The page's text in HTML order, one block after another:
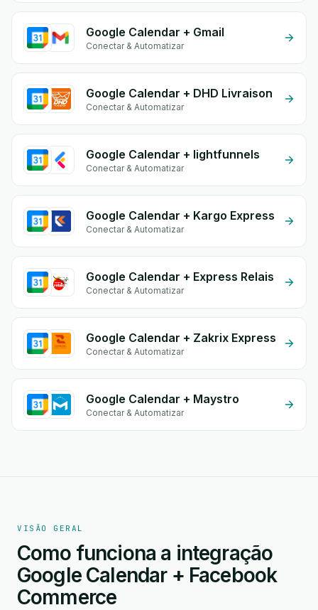
Google Calendar + Gmail
Conectar & Automatizar
Google Calendar + DHD Livraison
Conectar & Automatizar
Google Calendar + lightfunnels
Conectar & Automatizar
Google Calendar + Kargo Express
Conectar & Automatizar
Google Calendar + Express Relais
Conectar & Automatizar
Google Calendar + Zakrix Express
Conectar & Automatizar
Google Calendar + Maystro
Conectar & Automatizar
VISÃO GERAL
Como funciona a integração
Google Calendar + Facebook
Commerce